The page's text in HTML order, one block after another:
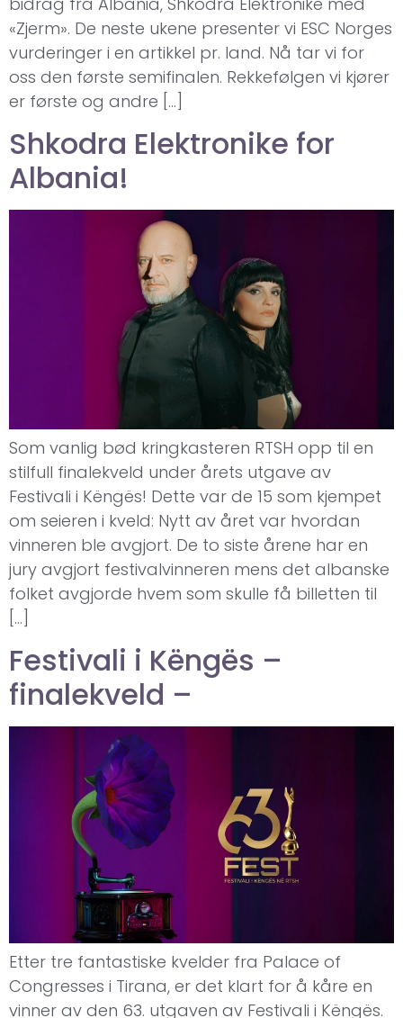
«Zjerm». De neste ukene presenter vi ESC Norges
vurderinger i en artikkel pr. land. Nå tar vi for
oss den første semifinalen. Rekkefølgen vi kjører
er første og andre […]
Shkodra Elektronike for
Albania!
Som vanlig bød kringkasteren RTSH opp til en
stilfull finalekveld under årets utgave av
Festivali i Këngës! Dette var de 15 som kjempet
om seieren i kveld: Nytt av året var hvordan
vinneren ble avgjort. De to siste årene har en
jury avgjort festivalvinneren mens det albanske
folket avgjorde hvem som skulle få billetten til
[…]
Festivali i Këngës –
finalekveld –
Etter tre fantastiske kvelder fra Palace of
Congresses i Tirana, er det klart for å kåre en
vinner av den 63. utgaven av Festivali i Këngës.